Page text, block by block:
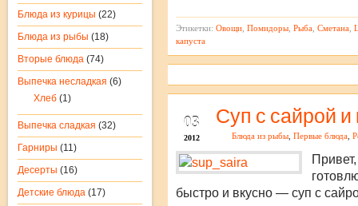
Блюда из курицы (22)
Блюда из рыбы (18)
Вторые блюда (74)
Выпечка несладкая (6)
Хлеб (1)
Выпечка сладкая (32)
Гарниры (11)
Десерты (16)
Детские блюда (17)
Этикетки: Овощи Помидоры Рыба Сметана
капуста
03
2012
Суп с сайрой
Блюда из рыбы Первые блюда
быстро и вкусно — суп с